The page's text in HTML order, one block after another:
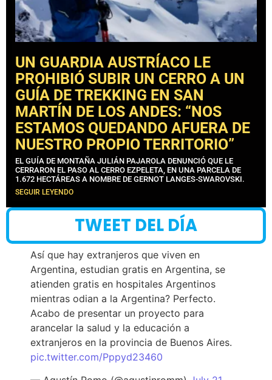
UN GUARDIA AUSTRÍACO LE
PROHIBIÓ SUBIR UN CERRO A UN
GUÍA DE TREKKING EN SAN
MARTÍN DE LOS ANDES: “NOS
ESTAMOS QUEDANDO AFUERA DE
NUESTRO PROPIO TERRITORIO”
EL GUÍA DE MONTAÑA JULIÁN PAJAROLA DENUNCIÓ QUE LE
CERRARON EL PASO AL CERRO EZPELETA, EN UNA PARCELA DE
1.672 HECTÁREAS A NOMBRE DE GERNOT LANGES-SWAROVSKI.
SEGUIR LEYENDO
TWEET DEL DÍA
Así que hay extranjeros que viven en
Argentina, estudian gratis en Argentina, se
atienden gratis en hospitales Argentinos
mientras odian a la Argentina? Perfecto.
Acabo de presentar un proyecto para
arancelar la salud y la educación a
extranjeros en la provincia de Buenos Aires.
pic.twitter.com/Pppyd23460